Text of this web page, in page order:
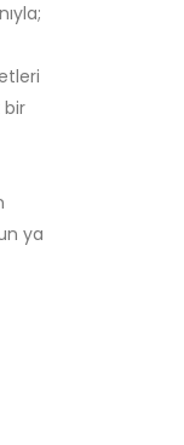
bir
ya